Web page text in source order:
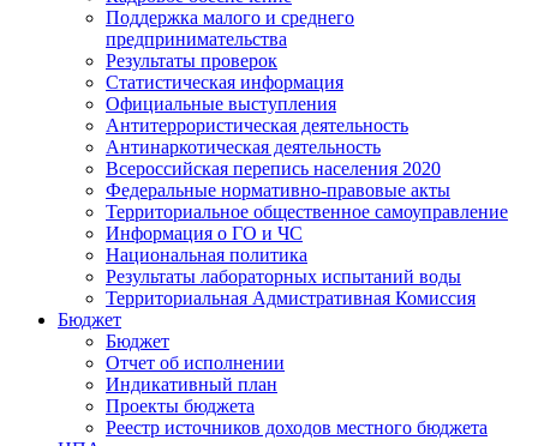
Поддержка малого и среднего
предпринимательства
Результаты проверок
Статистическая информация
Официальные выступления
Антитеррористическая деятельность
Антинаркотическая деятельность
Всероссийская перепись населения 2020
Федеральные нормативно-правовые акты
Территориальное общественное самоуправление
Информация о ГО и ЧС
Национальная политика
Результаты лабораторных испытаний воды
Территориальная Адмистративная Комиссия
Бюджет
Бюджет
Отчет об исполнении
Индикативный план
Проекты бюджета
Реестр источников доходов местного бюджета